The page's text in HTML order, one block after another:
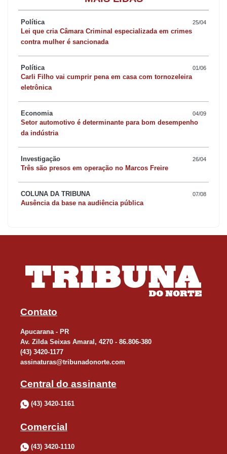
participando da Taça Federação Paranaense de Futebol (FPF),
categoria sub-23.
90 no extinto Apucarana Atlético Clube (AAC), passando depois
em outros clubes paranaenses, entre eles Cianorte, Toledo e
Futebol Clube Cascavel. Já Baianinho volta ao Arapongas, depois
de ter atuado no Nacional Atlético Clube de Rolândia.
Política 25/04
Lei que cria Câmara Criminal especializada em crimes
contra mulher é sancionada
Política 01/06
Carli Filho vai cumprir pena em casa com tornozeleira
eletrônica
Economia 04/09
Setor automotivo é determinante para bom desempenho
da indústria
Investigação 26/04
Três são presos em operação no Marcos Freire
COLUNA DA TRIBUNA 07/08
Ausência da base na audiência pública
Contato
Apucarana - PR
Av. Zilda Seixas Amaral, 4270 - 86.806-380
(43) 3420-1177
assinaturas@tribunadonorte.com
Central do assinante
(43) 3420-1161
Comercial
(43) 3420-1110